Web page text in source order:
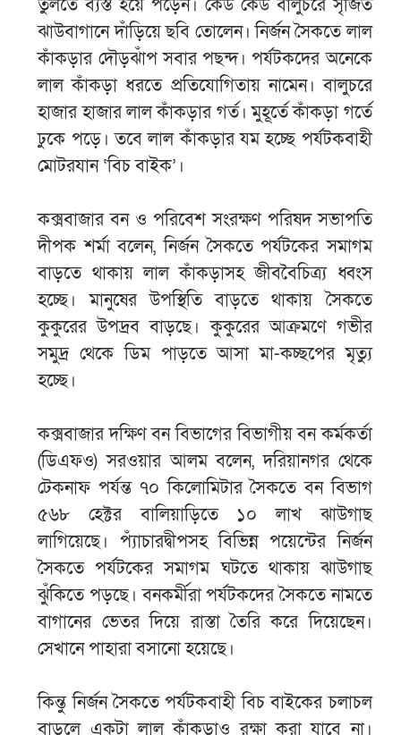
তুলতে ব্যস্ত হয়ে পড়েন। কেউ কেউ বালুচরে সৃজিত
ঝাউবাগানে দাঁড়িয়ে ছবি তোলেন। নির্জন সৈকতে লাল
কাঁকড়ার দৌড়ঝাঁপ সবার পছন্দ। পর্যটকদের অনেকে
লাল কাঁকড়া ধরতে প্রতিযোগিতায় নামেন। বালুচরে
হাজার হাজার লাল কাঁকড়ার গর্ত। মুহূর্তে কাঁকড়া গর্তে
ঢুকে পড়ে। তবে লাল কাঁকড়ার যম হচ্ছে পর্যটকবাহী
মোটরযান ‘বিচ বাইক’।
কক্সবাজার বন ও পরিবেশ সংরক্ষণ পরিষদ সভাপতি
দীপক শর্মা বলেন, নির্জন সৈকতে পর্যটকের সমাগম
বাড়তে থাকায় লাল কাঁকড়াসহ জীববৈচিত্র্য ধ্বংস
হচ্ছে। মানুষের উপস্থিতি বাড়তে থাকায় সৈকতে
কুকুরের উপদ্রব বাড়ছে। কুকুরের আক্রমণে গভীর
সমুদ্র থেকে ডিম পাড়তে আসা মা-কচ্ছপের মৃত্যু
হচ্ছে।
কক্সবাজার দক্ষিণ বন বিভাগের বিভাগীয় বন কর্মকর্তা
(ডিএফও) সরওয়ার আলম বলেন, দরিয়ানগর থেকে
টেকনাফ পর্যন্ত ৭০ কিলোমিটার সৈকতে বন বিভাগ
৫৬৮ হেক্টর বালিয়াড়িতে ১০ লাখ ঝাউগাছ
লাগিয়েছে। প্যাঁচারদ্বীপসহ বিভিন্ন পয়েন্টের নির্জন
সৈকতে পর্যটকের সমাগম ঘটতে থাকায় ঝাউগাছ
ঝুঁকিতে পড়ছে। বনকর্মীরা পর্যটকদের সৈকতে নামতে
বাগানের ভেতর দিয়ে রাস্তা তৈরি করে দিয়েছেন।
সেখানে পাহারা বসানো হয়েছে।
কিন্তু নির্জন সৈকতে পর্যটকবাহী বিচ বাইকের চলাচল
বাড়লে একটা লাল কাঁকড়াও রক্ষা করা যাবে না।